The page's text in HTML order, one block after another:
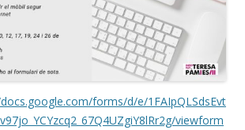
forms/d/e/1FAIpQLSdsEvt
viewform